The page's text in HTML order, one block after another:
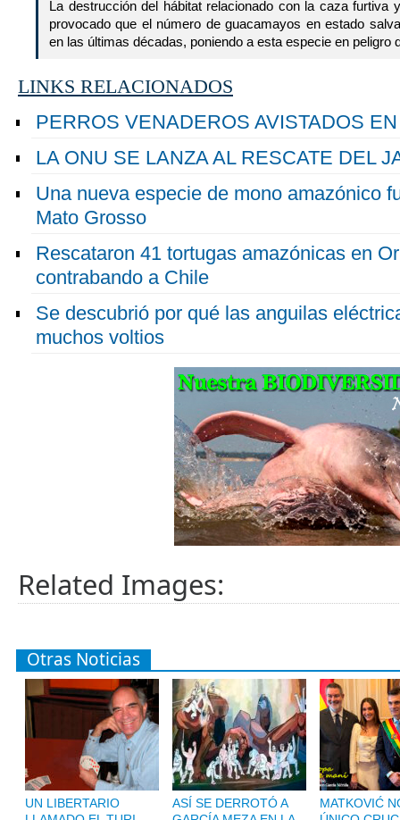
La destrucción del hábitat relacionado con la caza furtiva
provocado que el número de guacamayos en estado
en las últimas décadas, poniendo a esta especie en peligro
LINKS RELACIONADOS
PERROS VENADEROS AVISTADOS
LA ONU SE LANZA AL RESCATE DEL
Una nueva especie de mono amazónico
Mato Grosso
Rescataron 41 tortugas amazónicas en
contrabando a Chile
Se descubrió por qué las anguilas
muchos voltios
Related Images:
Otras Noticias
UN LIBERTARIO
ASÍ SE DERROTÓ A
MATKOVIĆ